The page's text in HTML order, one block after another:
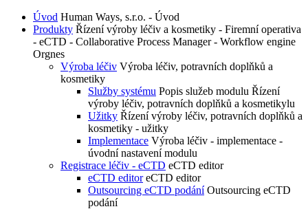
Úvod Human Ways, s.r.o. - Úvod
Produkty Řízení výroby léčiv a kosmetiky - Firemní operativa
- eCTD - Collaborative Process Manager - Workflow engine
Orgnes
Výroba léčiv Výroba léčiv, potravních doplňků a
kosmetiky
Služby systému Popis služeb modulu Řízení
výroby léčiv, potravních doplňků a kosmetikylu
Užitky Řízení výroby léčiv, potravních doplňků a
kosmetiky - užitky
Implementace Výroba léčiv - implementace -
úvodní nastavení modulu
Registrace léčiv - eCTD eCTD editor
eCTD editor eCTD editor
Outsourcing eCTD podání Outsourcing eCTD
podání